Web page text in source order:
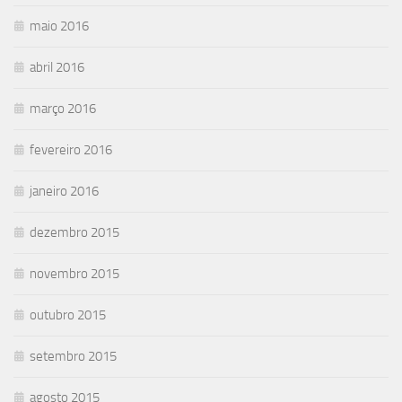
maio 2016
abril 2016
março 2016
fevereiro 2016
janeiro 2016
dezembro 2015
novembro 2015
outubro 2015
setembro 2015
agosto 2015